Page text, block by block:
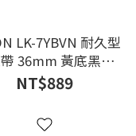
LK-7YBVN 耐久型
36mm 黃底黑字
S657411
NT$889